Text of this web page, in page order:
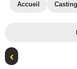
Accueil Casting